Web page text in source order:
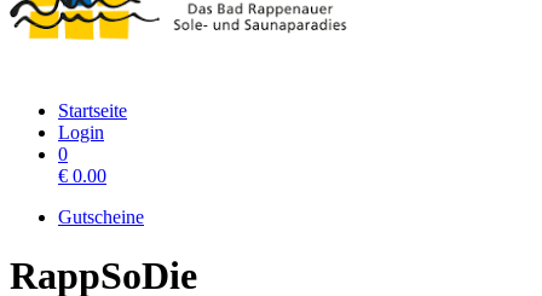
Startseite
Login
0
€ 0.00
Gutscheine
RappSoDie